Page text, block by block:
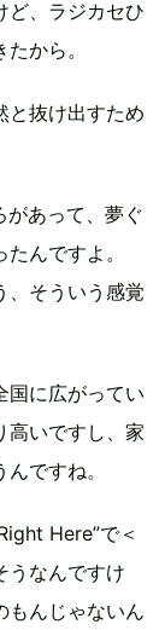
ど、ラジカセひ
から。
抜け出すため
があって、夢ぐ
んですよ。
、そういう感覚
に広がってい
高いですし、家
ですね。
Here”で＜
うなんですけ
もんじゃないん